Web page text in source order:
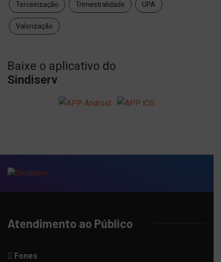
Terceirização Trimestralidade UPA
Valorização
Baixe o aplicativo do
Sindiserv
Atendimento ao Público
Fones